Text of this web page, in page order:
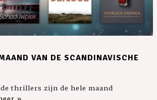
VAN DE SCANDINAVISCHE
thrillers zijn de hele maand
»